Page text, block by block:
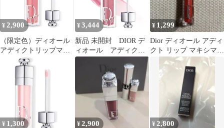
¥ 2,900
（限定色）ディオール
アディクトリップマキ
シマイザー056 フロス
テッド ピンク
¥3,444
新品 未開封 DIOR デ
ィオール アディクト
リップ マキシマイザ
¥1,299
Dior ディオール アディ
クト リップ マキシマイ
ザー 023
¥ 1,300 ¥2,900 ¥ 2,800